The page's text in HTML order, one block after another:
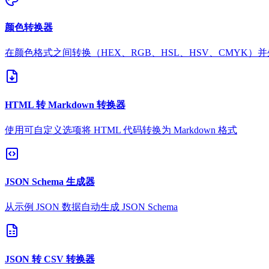
颜色转换器
在颜色格式之间转换（HEX、RGB、HSL、HSV、CMYK）并
HTML 转 Markdown 转换器
使用可自定义选项将 HTML 代码转换为 Markdown 格式
JSON Schema 生成器
从示例 JSON 数据自动生成 JSON Schema
JSON 转 CSV 转换器